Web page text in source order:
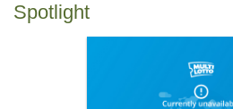
Spotlight